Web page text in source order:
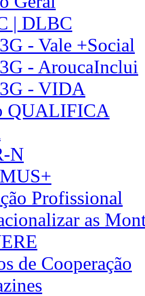
| DLBC
- Vale +Social
- AroucaInclui
- VIDA
QUALIFICA
N
Profissional
as
de Cooperação